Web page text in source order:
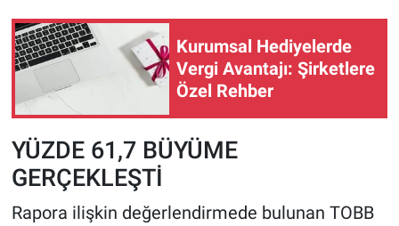
Kurumsal Hediyelerde
Vergi Avantajı: Şirketlere
Özel Rehber
YÜZDE 61,7 BÜYÜME
GERÇEKLEŞTİ
Rapora ilişkin değerlendirmede bulunan TOBB